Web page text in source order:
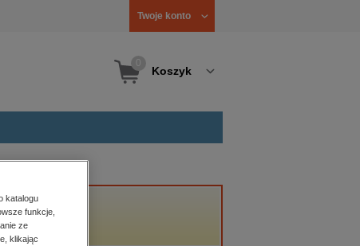
Twoje konto
Koszyk
katalogu
funkcje,
ze
klikając